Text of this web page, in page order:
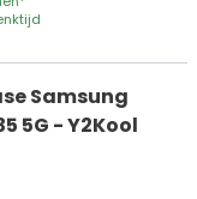
Samsung
5G - Y2Kool